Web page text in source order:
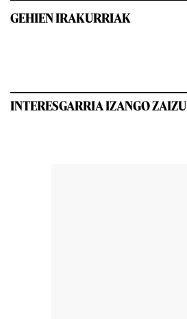
GEHIEN IRAKURRIAK
INTERESGARRIA IZANGO ZAIZU